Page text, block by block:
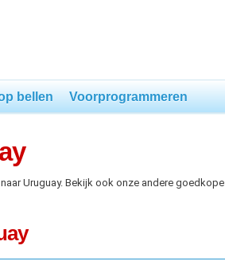
bellen Voorprogrammeren
Uruguay. Bekijk ook onze andere goedkope